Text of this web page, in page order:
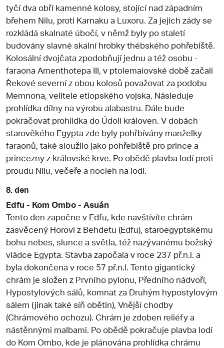
tyčí dva obří kamenné kolosy, stojící nad západním
břehem Nilu, proti Karnaku a Luxoru. Za jejich zády se
rozkládá skalnaté úbočí, v němž byly po staletí
budovány slavné skalní hrobky thébského pohřebiště.
Kolosální dvojčata zpodobňují jednu a též osobu -
faraona Amenthotepa III, v ptolemaiovské době začali
Řekové severní z obou kolosů považovat za podobu
Memnona, velitele etiopského vojska. Následuje
prohlídka dílny na výrobu alabastru. Dále bude
pokračovat prohlídka do Údolí královen. V dobách
starověkého Egypta zde byly pohřbívány manželky
faraonů, také sloužilo jako pohřebiště pro prince a
princezny z královské krve. Po obědě plavba lodí proti
proudu Nilu, večeře a nocleh na lodi.
8. den
Edfu - Kom Ombo - Asuán
Tento den započne v Edfu, kde navštívíte chrám
zasvěcený Horovi z Behdetu (Edfu), staroegyptskému
bohu nebes, slunce a světla, též nazývanému božský
vládce Egypta. Stavba započala v roce 237 př.n.l. a
byla dokončena v roce 57 př.n.l. Tento gigantický
chrám je složen z Prvního pylonu, Předního nádvoří,
Hypostylových sálů, komnat za Druhým hypostylovým
sálem (jinak také síň obětin), Vnější chodby
(Chrámového ochozu). Chrám je zdoben reliéfy a
nástěnnými malbami. Po obědě pokračuje plavba lodí
do Kom Ombo, kde je plánována prohlídka chrámu